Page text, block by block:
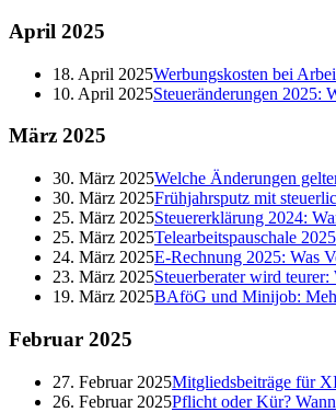
April 2025
18. April 2025Werbungskosten bei
10. April 2025Steueränderungen 2025:
März 2025
30. März 2025Welche Änderungen
30. März 2025Frühjahrsputz mit
25. März 2025Steuererklärung 2024:
25. März 2025Telearbeitspauschale
24. März 2025E-Rechnung 2025: Was
23. März 2025Steuerberater wird
19. März 2025BAföG und Minijob:
Februar 2025
27. Februar 2025Mitgliedsbeiträge für
26. Februar 2025Pflicht oder Kür?